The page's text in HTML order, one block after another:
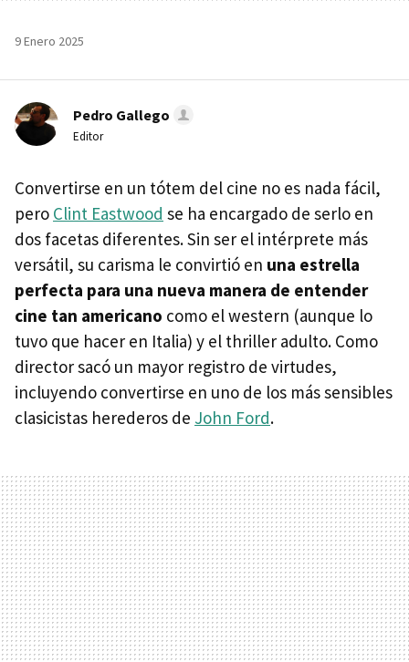
9 Enero 2025
Pedro Gallego
Editor
Convertirse en un tótem del cine no es nada fácil,
pero Clint Eastwood se ha encargado de serlo en
dos facetas diferentes. Sin ser el intérprete más
versátil, su carisma le convirtió en una estrella
perfecta para una nueva manera de entender
cine tan americano como el western (aunque lo
tuvo que hacer en Italia) y el thriller adulto. Como
director sacó un mayor registro de virtudes,
incluyendo convertirse en uno de los más sensibles
clasicistas herederos de John Ford.